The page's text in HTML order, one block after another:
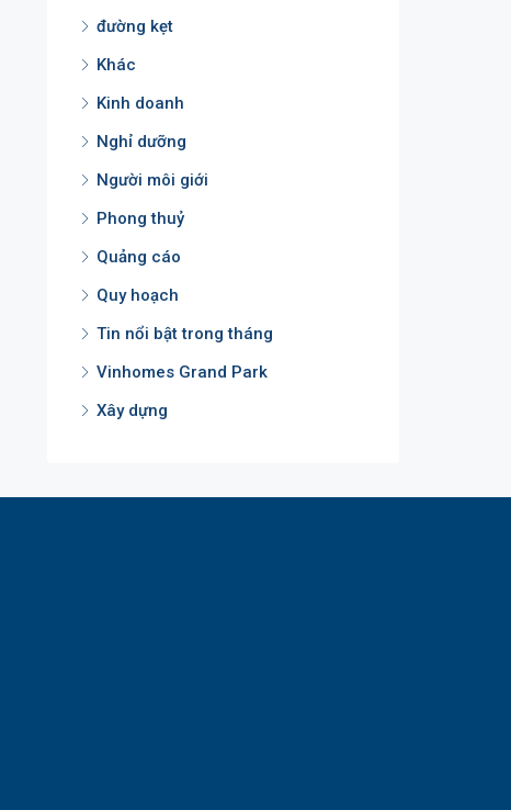
đường kẹt
Khác
Kinh doanh
Nghỉ dưỡng
Người môi giới
Phong thuỷ
Quảng cáo
Quy hoạch
Tin nổi bật trong tháng
Vinhomes Grand Park
Xây dựng